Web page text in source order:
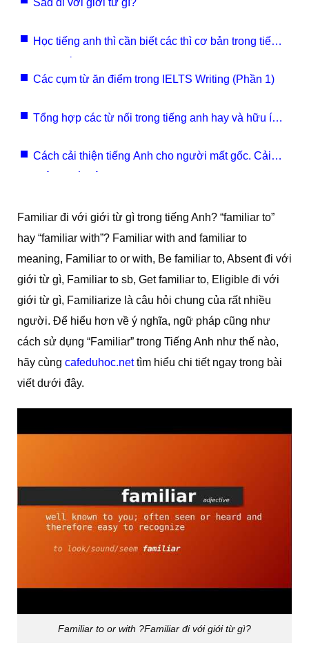
Sad đi với giới từ gì?
Học tiếng anh thì cần biết các thì cơ bản trong tiếng
Các cụm từ ăn điểm trong IELTS Writing (Phần 1)
Tổng hợp các từ nối trong tiếng anh hay và hữu ích
Cách cải thiện tiếng Anh cho người mất gốc. Cải
Familiar đi với giới từ gì trong tiếng Anh? “familiar to”
hay “familiar with”? Familiar with and familiar to
meaning, Familiar to or with, Be familiar to, Absent đi với
giới từ gì, Familiar to sb, Get familiar to, Eligible đi với
giới từ gì, Familiarize là câu hỏi chung của rất nhiều
người. Để hiểu hơn về ý nghĩa, ngữ pháp cũng như
cách sử dụng “Familiar” trong Tiếng Anh như thế nào,
hãy cùng cafeduhoc.nettìm hiểu chi tiết ngay trong bài
viết dưới đây.
Familiar to or with ?Familiar đi với giới từ gì?